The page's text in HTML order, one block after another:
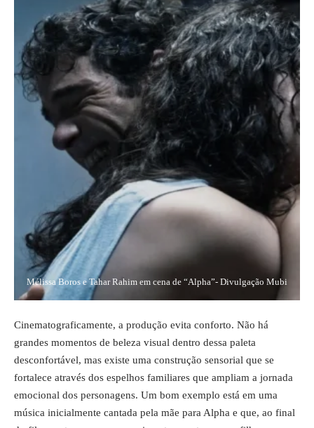
Mélissa Boros e Tahar Rahim em cena de “Alpha”- Divulgação Mubi
Cinematograficamente, a produção evita conforto. Não há
grandes momentos de beleza visual dentro dessa paleta
desconfortável, mas existe uma construção sensorial que se
fortalece através dos espelhos familiares que ampliam a jornada
emocional dos personagens. Um bom exemplo está em uma
música inicialmente cantada pela mãe para Alpha e que, ao final